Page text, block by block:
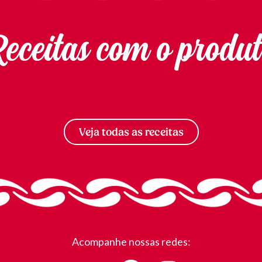
com o
Veja todas as receitas
Acompanhe nossas redes: